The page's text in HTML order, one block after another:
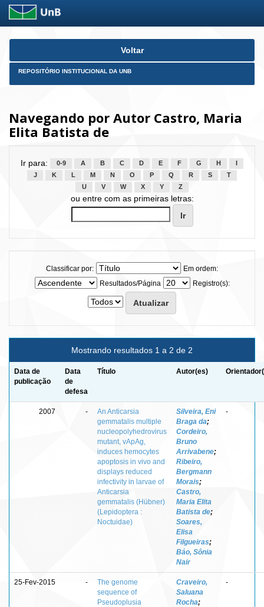
Skip
Voltar
REPOSITÓRIO INSTITUCIONAL DA UNB
Navegando por Autor Castro, Maria
Elita Batista de
Ir para: 0-9 A B C D E F G H
J
K L M N O P Q R S
T
U
V W X Y Z
ou entre com as primeiras letras:
Classificar por:
Em ordem:
Resultados/Página
Registro(s):
Mostrando resultados 1 a 2 de 2
Data de
publicação
Data
de
defesa
Título Autor(es)
2007 -
An Anticarsia
gemmatalis multiple
nucleopolyhedrovirus
mutant, vApAg,
induces hemocytes
apoptosis in vivo and
displays reduced
infectivity in larvae of
Anticarsia
gemmatalis (Hübner)
(Lepidoptera :
Noctuidae)
Silveira, Eni
Braga da;
Cordeiro,
Bruno
Arrivabene;
Ribeiro,
Bergmann
Morais;
Castro,
Maria Elita
Batista de;
Soares,
Elisa
Filgueiras;
Báo, Sônia
Nair
-
25-Fev-2015 -
The genome
sequence of
Pseudoplusia
Craveiro,
Saluana
Rocha;
-